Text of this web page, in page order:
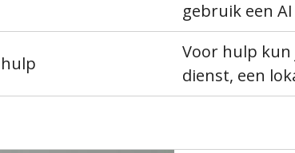
gebruik een
Voor hulp kun
dienst, een